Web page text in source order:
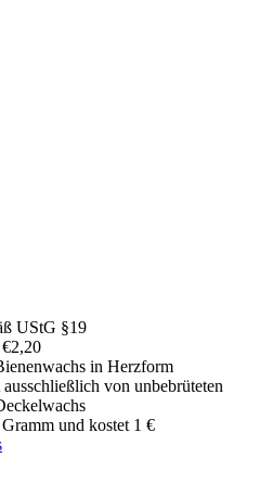
UStG §19
€2,20
in Herzform
von unbebrüteten
und kostet 1 €